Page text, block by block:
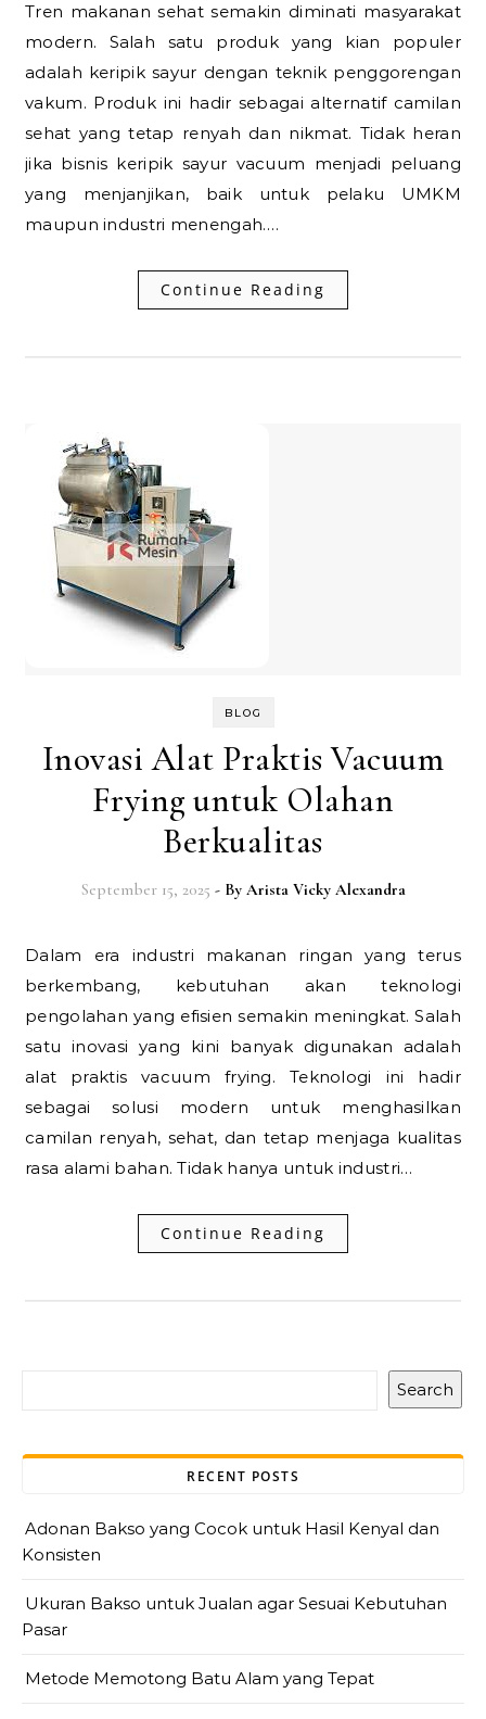
Tren makanan sehat semakin diminati masyarakat
modern. Salah satu produk yang kian populer
adalah keripik sayur dengan teknik penggorengan
vakum. Produk ini hadir sebagai alternatif camilan
sehat yang tetap renyah dan nikmat. Tidak heran
jika bisnis keripik sayur vacuum menjadi peluang
yang menjanjikan, baik untuk pelaku UMKM
maupun industri menengah.…
Continue Reading
BLOG
Inovasi Alat Praktis Vacuum
Frying untuk Olahan
Berkualitas
September 15, 2025 - By Arista Vicky Alexandra
Dalam era industri makanan ringan yang terus
berkembang, kebutuhan akan teknologi
pengolahan yang efisien semakin meningkat. Salah
satu inovasi yang kini banyak digunakan adalah
alat praktis vacuum frying. Teknologi ini hadir
sebagai solusi modern untuk menghasilkan
camilan renyah, sehat, dan tetap menjaga kualitas
rasa alami bahan. Tidak hanya untuk industri…
Continue Reading
Search
RECENT POSTS
Adonan Bakso yang Cocok untuk Hasil Kenyal dan
Konsisten
Ukuran Bakso untuk Jualan agar Sesuai Kebutuhan
Pasar
Metode Memotong Batu Alam yang Tepat